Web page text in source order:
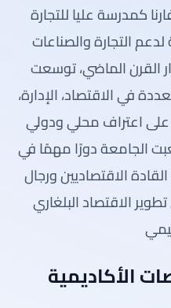
كمدرسة عليا للتجارة
التجارة والصناعات
القرن الماضي، توسعت
في الاقتصاد، الإدارة،
على اعتراف محلي ودولي
الجامعة دورًا مهمًا في
الاقتصاديين ورجال
الاقتصاد البلغاري
الأكاديمية